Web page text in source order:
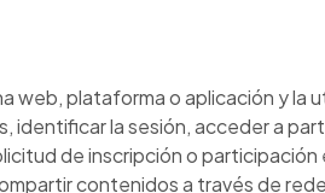
web, plataforma o aplicación y la
identificar la sesión, acceder a
de inscripción o
contenidos a través de